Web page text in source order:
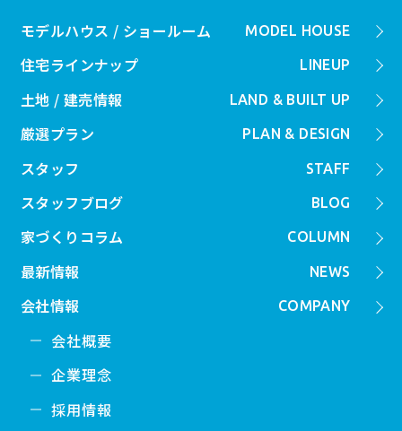
MODEL HOUSE
モデルハウス / ショールーム
LINEUP
住宅ラインナップ
LAND & BUILT UP
土地 / 建売情報
PLAN & DESIGN
厳選プラン
STAFF
スタッフ
BLOG
スタッフブログ
COLUMN
家づくりコラム
NEWS
最新情報
COMPANY
会社情報
会社概要
企業理念
採用情報